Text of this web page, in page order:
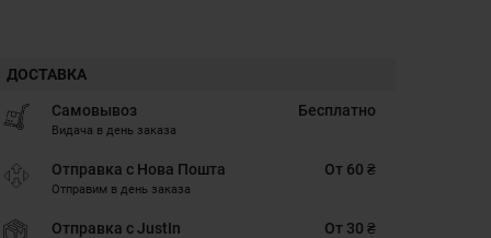
ДОСТАВКА
Самовывоз
Видача в день заказа
Бесплатно
Отправка с Нова Пошта
Отправим в день заказа
От 60 ₴
Отправка с JustIn От 30 ₴